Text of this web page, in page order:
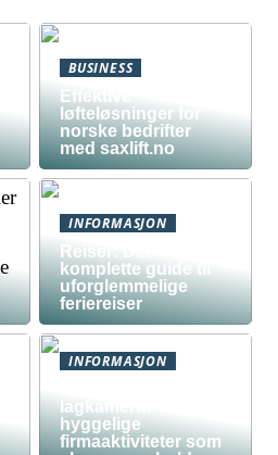
BUSINESS
Effektive
løfteløsninger for
norske bedrifter
med saxlift.no
INFORMASJON
Reiser: Din
komplette guide til
uforglemmelige
feriereiser
INFORMASJON
lagkamerat –
hyggelige
firmaaktiviteter som